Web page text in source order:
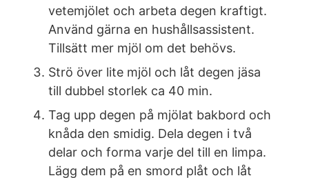
vetemjölet och arbeta degen kraftigt.
Använd gärna en hushållsassistent.
Tillsätt mer mjöl om det behövs.
Strö över lite mjöl och låt degen jäsa
till dubbel storlek ca 40 min.
Tag upp degen på mjölat bakbord och
knåda den smidig. Dela degen i två
delar och forma varje del till en limpa.
Lägg dem på en smord plåt och låt